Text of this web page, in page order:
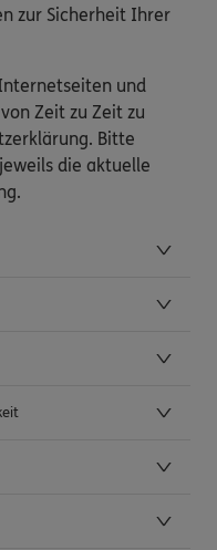
zur Sicherheit Ihrer
und
Zeit zu Zeit zu
Bitte
die aktuelle